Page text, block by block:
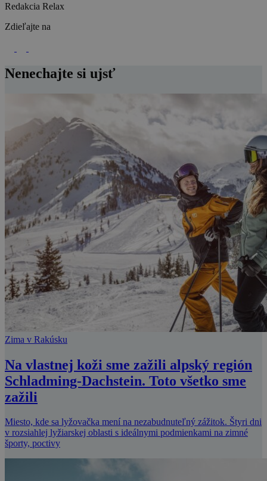
Redakcia Relax
Zdieľajte na
Nenechajte si ujsť
Zima v Rakúsku
Na vlastnej koži sme zažili alpský región
Schladming-Dachstein. Toto všetko sme
zažili
Miesto, kde sa lyžovačka mení na nezabudnuteľný zážitok. Štyri dni
v rozsiahlej lyžiarskej oblasti s ideálnymi podmienkami na zimné
športy, poctivy